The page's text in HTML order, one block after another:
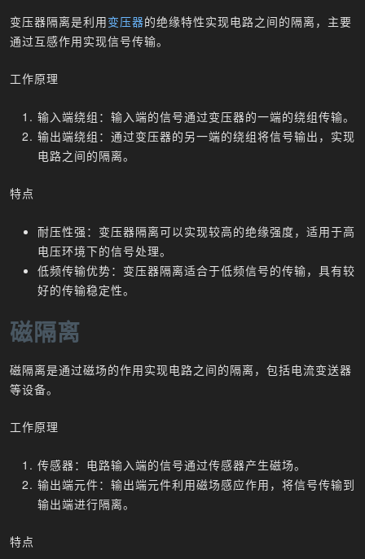
变压器隔离是利用变压器的绝缘特性实现电路之间的隔离，主要
通过互感作用实现信号传输。
工作原理
输入端绕组：输入端的信号通过变压器的一端的绕组传输。
输出端绕组：通过变压器的另一端的绕组将信号输出，实现
电路之间的隔离。
特点
耐压性强：变压器隔离可以实现较高的绝缘强度，适用于高
电压环境下的信号处理。
低频传输优势：变压器隔离适合于低频信号的传输，具有较
好的传输稳定性。
磁隔离
磁隔离是通过磁场的作用实现电路之间的隔离，包括电流变送器
等设备。
工作原理
传感器：电路输入端的信号通过传感器产生磁场。
输出端元件：输出端元件利用磁场感应作用，将信号传输到
输出端进行隔离。
特点